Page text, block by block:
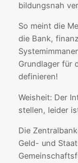
bildungsnah
So meint die
die Bank,
Grundlager für
definieren!
Weisheit: Der
stellen, leider
Die
Geld- und